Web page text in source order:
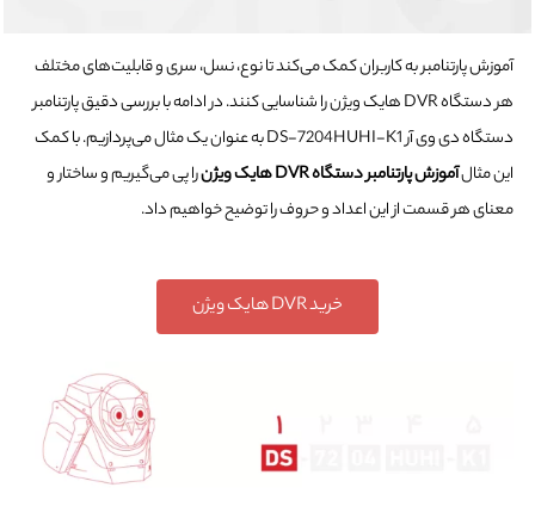
آموزش پارتنامبر به کاربران کمک می‌کند تا نوع، نسل، سری و قابلیت‌های مختلف
هر دستگاه DVR هایک ویژن را شناسایی کنند. در ادامه با بررسی دقیق پارتنامبر
دستگاه دی وی آر DS-7204HUHI-K1 به عنوان یک مثال می‌پردازیم. با کمک
این مثالآموزش پارتنامبر دستگاه DVR هایک ویژن
را پی می‌گیریم و ساختار و
معنای هر قسمت از این اعداد و حروف را توضیح خواهیم داد.
خرید DVR هایک ویژن